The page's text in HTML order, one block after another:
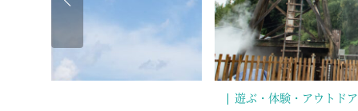
遊ぶ・体験・アウトドア